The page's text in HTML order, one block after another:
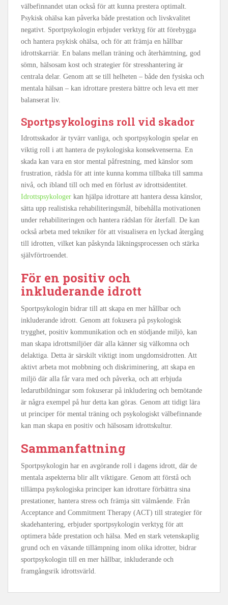
välbefinnandet utan också för att kunna prestera optimalt.
Psykisk ohälsa kan påverka både prestation och livskvalitet
negativt. Sportpsykologin erbjuder verktyg för att förebygga
och hantera psykisk ohälsa, och för att främja en hållbar
idrottskarriär. En balans mellan träning och återhämtning, god
sömn, hälsosam kost och strategier för stresshantering är
centrala delar. Genom att se till helheten – både den fysiska och
mentala hälsan – kan idrottare prestera bättre och leva ett mer
balanserat liv.
Sportpsykologins roll vid skador
Idrottsskador är tyvärr vanliga, och sportpsykologin spelar en
viktig roll i att hantera de psykologiska konsekvenserna. En
skada kan vara en stor mental påfrestning, med känslor som
frustration, rädsla för att inte kunna komma tillbaka till samma
nivå, och ibland till och med en förlust av idrottsidentitet.
Idrottspsykologer kan hjälpa idrottare att hantera dessa känslor,
sätta upp realistiska rehabiliteringsmål, bibehålla motivationen
under rehabiliteringen och hantera rädslan för återfall. De kan
också arbeta med tekniker för att visualisera en lyckad återgång
till idrotten, vilket kan påskynda läkningsprocessen och stärka
självförtroendet.
För en positiv och
inkluderande idrott
Sportpsykologin bidrar till att skapa en mer hållbar och
inkluderande idrott. Genom att fokusera på psykologisk
trygghet, positiv kommunikation och en stödjande miljö, kan
man skapa idrottsmiljöer där alla känner sig välkomna och
delaktiga. Detta är särskilt viktigt inom ungdomsidrotten. Att
aktivt arbeta mot mobbning och diskriminering, att skapa en
miljö där alla får vara med och påverka, och att erbjuda
ledarutbildningar som fokuserar på inkludering och bemötande
är några exempel på hur detta kan göras. Genom att tidigt lära
ut principer för mental träning och psykologiskt välbefinnande
kan man skapa en positiv och hälsosam idrottskultur.
Sammanfattning
Sportpsykologin har en avgörande roll i dagens idrott, där de
mentala aspekterna blir allt viktigare. Genom att förstå och
tillämpa psykologiska principer kan idrottare förbättra sina
prestationer, hantera stress och främja sitt välmående. Från
Acceptance and Commitment Therapy (ACT) till strategier för
skadehantering, erbjuder sportpsykologin verktyg för att
optimera både prestation och hälsa. Med en stark vetenskaplig
grund och en växande tillämpning inom olika idrotter, bidrar
sportpsykologin till en mer hållbar, inkluderande och
framgångsrik idrottsvärld.